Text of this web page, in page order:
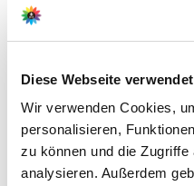
Diese Webseite
Wir verwenden Cookies,
personalisieren,
zu können und die
analysieren. Außerdem
Weitere Informationen
Material: Hochwertiges
Maße: B4 x T4 x H5 cm
Beleuchtung: